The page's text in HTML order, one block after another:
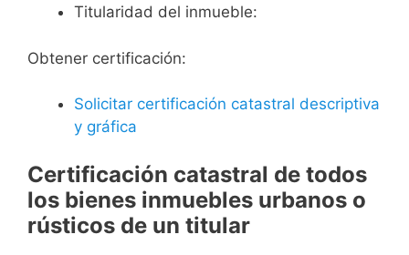
Titularidad del inmueble:
Obtener certificación:
Solicitar certificación catastral descriptiva
y gráfica
Certificación catastral de todos
los bienes inmuebles urbanos o
rústicos de un titular